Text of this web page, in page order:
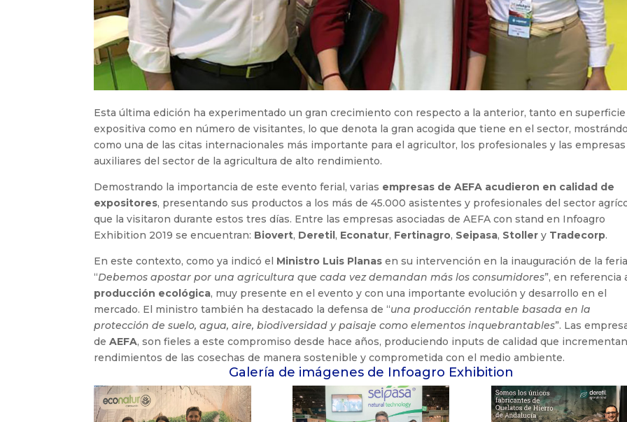
Esta última edición ha experimentado un gran crecimiento con respecto a la anterior, tanto en superficie
expositiva como en número de visitantes, lo que denota la gran acogida que tiene en el sector,
como una de las citas internacionales más importante para el agricultor, los profesionales y las empresas
auxiliares del sector de la agricultura de alto rendimiento.
Demostrando la importancia de este evento ferial, varias empresas de AEFA acudieron en calidad de
expositores, presentando sus productos a los más de 45.000 asistentes y profesionales del sector
que la visitaron durante estos tres días. Entre las empresas asociadas de AEFA con stand en Infoagro
Exhibition 2019 se encuentran: Biovert, Deretil, Econatur, Fertinagro, Seipasa, Stoller y Tradecorp.
En este contexto, como ya indicó el Ministro Luis Planas en su intervención en la inauguración de la
“Debemos apostar por una agricultura que cada vez demandan más los consumidores”, en referencia
producción ecológica, muy presente en el evento y con una importante evolución y desarrollo en el
mercado. El ministro también ha destacado la defensa de “una producción rentable basada en la
protección de suelo, agua, aire, biodiversidad y paisaje como elementos inquebrantables”. Las
deAEFA, son fieles a este compromiso desde hace años, produciendo inputs de calidad que
rendimientos de las cosechas de manera sostenible y comprometida con el medio ambiente.
Galería de imágenes de Infoagro Exhibition